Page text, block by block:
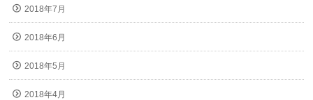
2018年7月
2018年6月
2018年5月
2018年4月